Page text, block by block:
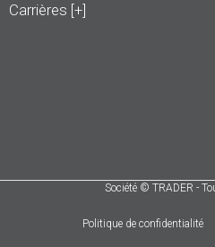
Carrières [+]
Société © TRADER -
Politique de confidentialité